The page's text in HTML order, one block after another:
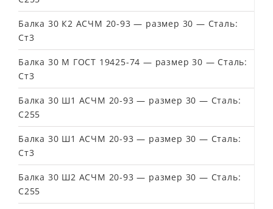
Балка 30 К2 АСЧМ 20-93 — размер 30 — Сталь:
Ст3
Балка 30 М ГОСТ 19425-74 — размер 30 — Сталь:
Ст3
Балка 30 Ш1 АСЧМ 20-93 — размер 30 — Сталь:
С255
Балка 30 Ш1 АСЧМ 20-93 — размер 30 — Сталь:
Ст3
Балка 30 Ш2 АСЧМ 20-93 — размер 30 — Сталь:
С255